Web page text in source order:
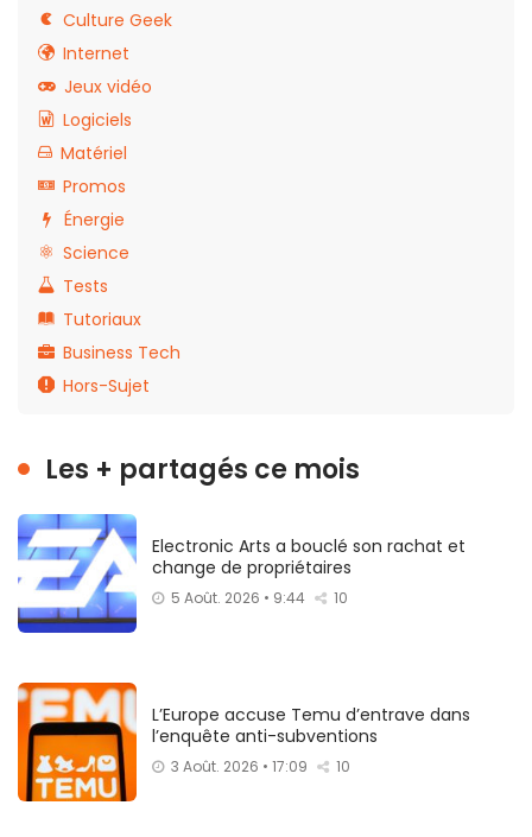
Culture Geek
Internet
Jeux vidéo
Logiciels
Matériel
Promos
Énergie
Science
Tests
Tutoriaux
Business Tech
Hors-Sujet
Les + partagés ce mois
Electronic Arts a bouclé son rachat et
change de propriétaires
5 Août. 2026 • 9:44 10
L’Europe accuse Temu d’entrave dans
l’enquête anti-subventions
3 Août. 2026 • 17:09 10